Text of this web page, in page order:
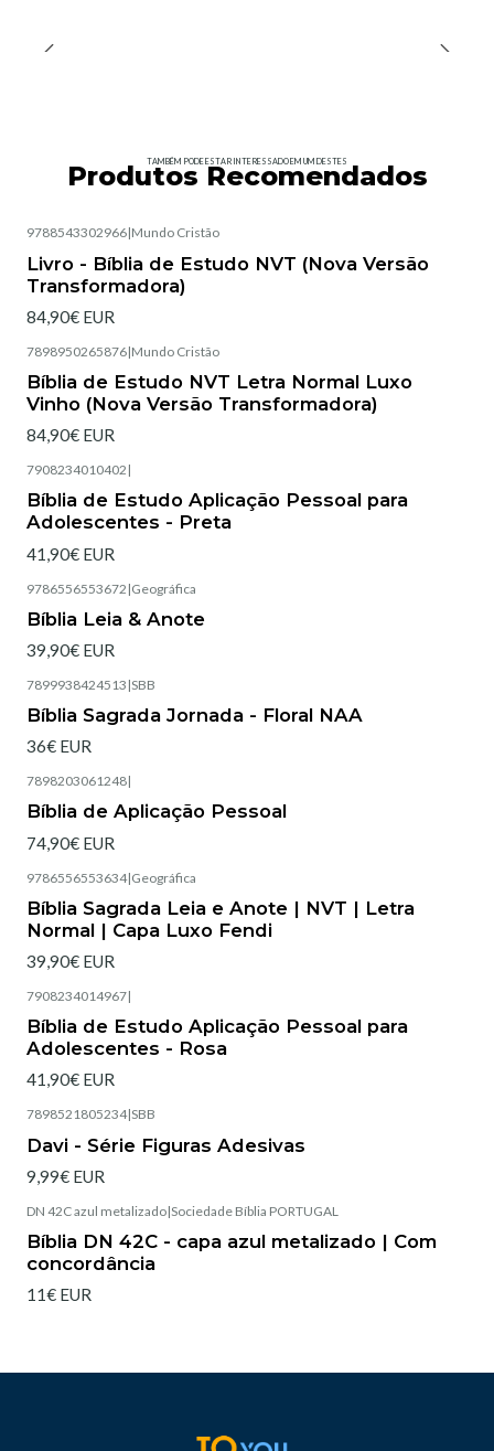
TAMBÉM PODE ESTAR INTERESSADO EM UM DESTES
Produtos Recomendados
9788543302966|Mundo Cristão
Livro - Bíblia de Estudo NVT (Nova Versão
Transformadora)
84,90€ EUR
7898950265876|Mundo Cristão
Bíblia de Estudo NVT Letra Normal Luxo
Vinho (Nova Versão Transformadora)
84,90€ EUR
7908234010402 |
Bíblia de Estudo Aplicação Pessoal para
Adolescentes - Preta
41,90€ EUR
9786556553672 |Geográfica
Bíblia Leia & Anote
39,90€ EUR
7899938424513 |SBB
Bíblia Sagrada Jornada - Floral NAA
36€ EUR
7898203061248|
Bíblia de Aplicação Pessoal
74,90€ EUR
9786556553634|Geográfica
Bíblia Sagrada Leia e Anote | NVT | Letra
Normal | Capa Luxo Fendi
39,90€ EUR
7908234014967|
Bíblia de Estudo Aplicação Pessoal para
Adolescentes - Rosa
41,90€ EUR
7898521805234|SBB
Davi - Série Figuras Adesivas
9,99€ EUR
DN 42C azul metalizado|Sociedade Bíblia PORTUGAL
Bíblia DN 42C - capa azul metalizado | Com
concordância
11€ EUR